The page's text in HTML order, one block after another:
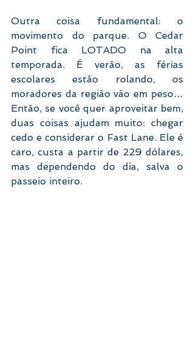
Outra coisa fundamental: o
movimento do parque. O Cedar
Point fica LOTADO na alta
temporada. É verão, as férias
escolares estão rolando, os
moradores da região vão em peso…
Então, se você quer aproveitar bem,
duas coisas ajudam muito: chegar
cedo e considerar o Fast Lane. Ele é
caro, custa a partir de 229 dólares,
mas dependendo do dia, salva o
passeio inteiro.